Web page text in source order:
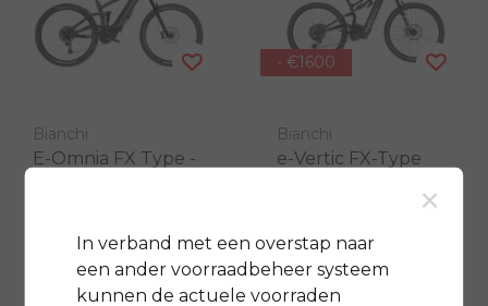
Bianchi
E-Omnia FX Type -
€5.999,00
Vergelijk
- €1600
Bianchi
e-Vertic FX-Type
€4.749,00
Vergelijk
×
In verband met een overstap naar
een ander voorraadbeheer systeem
kunnen de actuele voorraden